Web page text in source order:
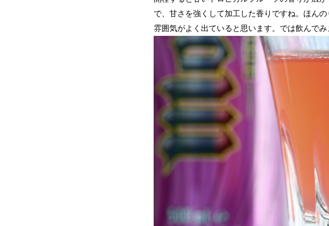
で、甘さを強くして加工した香りですね。ほん
雰囲気がよく出ていると思います。では飲んでみ